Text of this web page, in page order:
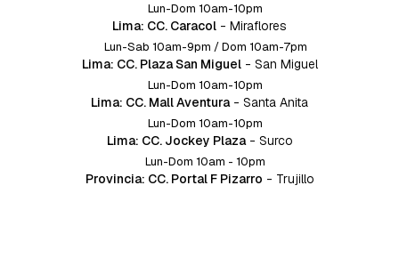
Lun-Dom 10am-10pm
Lima: CC. Caracol - Miraflores
Lun-Sab 10am-9pm / Dom 10am-7pm
Lima: CC. Plaza San Miguel - San Miguel
Lun-Dom 10am-10pm
Lima: CC. Mall Aventura - Santa Anita
Lun-Dom 10am-10pm
Lima: CC. Jockey Plaza - Surco
Lun-Dom 10am - 10pm
Provincia: CC. Portal F Pizarro - Trujillo